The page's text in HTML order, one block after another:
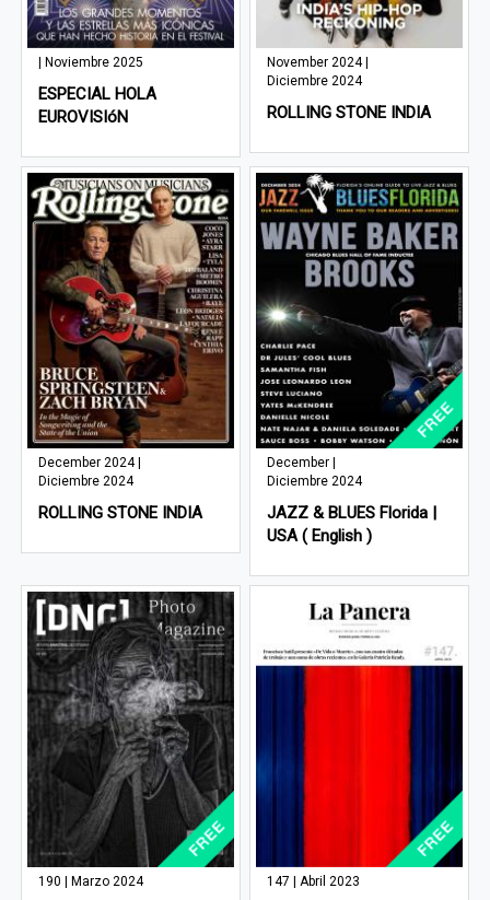
| Noviembre 2025
ESPECIAL HOLA
EUROVISIóN
November 2024 |
Diciembre 2024
ROLLING STONE INDIA
December 2024 |
Diciembre 2024
ROLLING STONE INDIA
December |
Diciembre 2024
JAZZ & BLUES Florida |
USA ( English )
190 | Marzo 2024 147 | Abril 2023